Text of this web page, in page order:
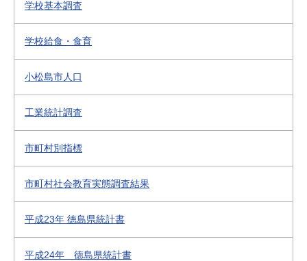
学校基本調査
学校給食・食育
小松島市人口
工業統計調査
市町村別指標
市町村社会教育実態調査結果
平成23年 徳島県統計書
平成24年 徳島県統計書